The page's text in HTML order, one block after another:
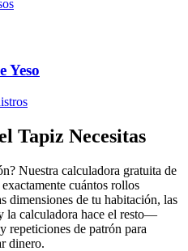
Yeso
Tapiz Necesitas
Nuestra calculadora gratuita de
cuántos rollos
dimensiones de tu habitación, las
la calculadora hace el resto—
repeticiones de patrón para
dinero.